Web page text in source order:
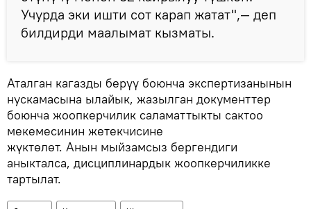
Учурда эки ишти сот карап жатат",— деп
билдирди маалымат кызматы.
Аталган кагазды берүү боюнча экспертизанынын
нускамасына ылайык, жазылган документтер
боюнча жоопкерчилик саламаттыкты сактоо
мекемесинин жетекчисине
жүктөлөт. Анын мыйзамсыз бергендиги
аныкталса, дисциплинардык жоопкерчиликке
тартылат.